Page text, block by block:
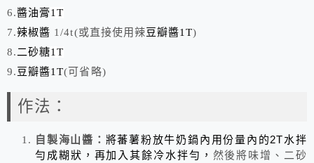
6.醬油膏1T
7.辣椒醬 1/4t(或直接使用辣豆瓣醬1T)
8. 二砂糖1T
9. 豆瓣醬1T(可省略)
作法：
自製海山醬： 將蕃薯粉放牛奶鍋內用份量內的2T水拌
勻成糊狀，再加入其餘冷水拌勻， 然後將味增、二砂